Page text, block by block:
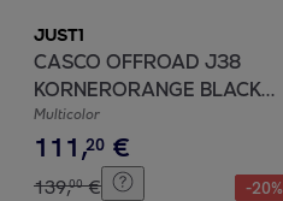
JUST1
CASCO OFFROAD J38
KORNERORANGE BLACK
GLOS JUST1
Multicolor
111,20 €
139,00 € -20%